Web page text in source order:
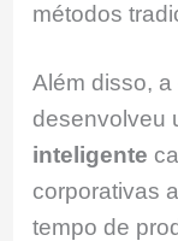
métodos
Além disso,
desenvolveu
inteligente
corporativas
tempo de